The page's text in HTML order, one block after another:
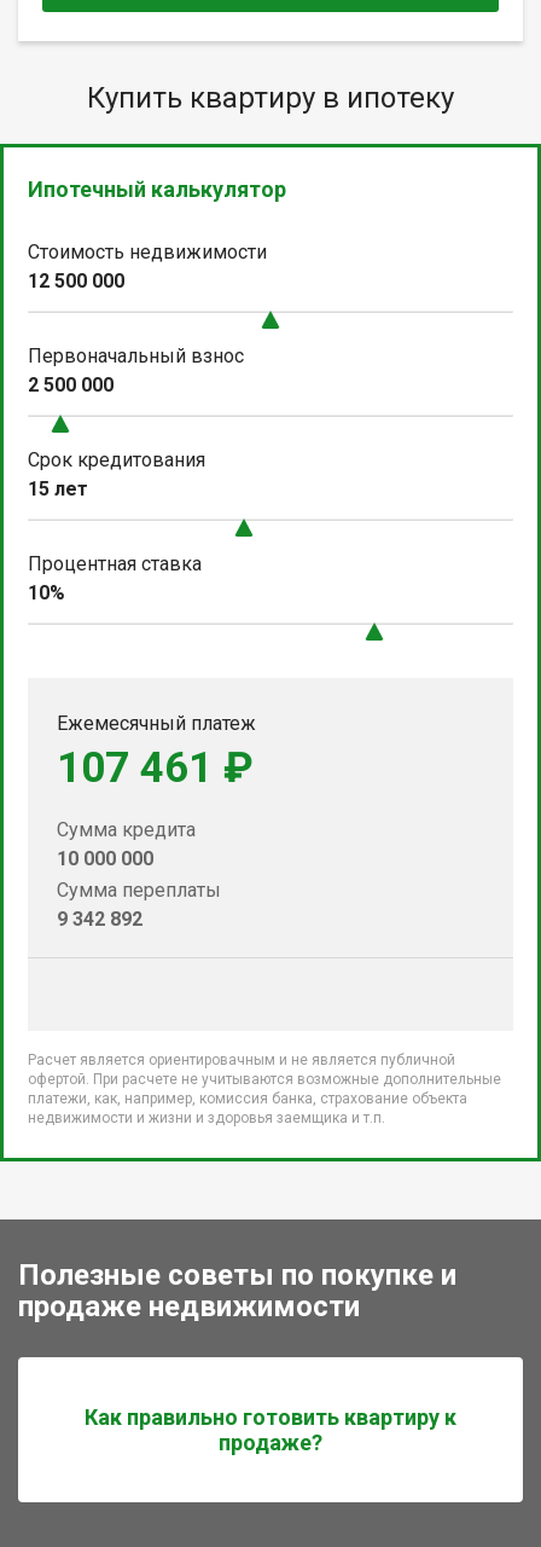
Купить квартиру в ипотеку
Ипотечный калькулятор
Стоимость недвижимости
12 500 000
Первоначальный взнос
2 500 000
Срок кредитования
15 лет
Процентная ставка
10%
Ежемесячный платеж
107 461 ₽
Сумма кредита
10 000 000
Сумма переплаты
9 342 892
Расчет является ориентировачным и не является публичной
офертой. При расчете не учитываются возможные дополнительные
платежи, как, например, комиссия банка, страхование объекта
недвижимости и жизни и здоровья заемщика и т.п.
Полезные советы по покупке и
продаже недвижимости
Как правильно готовить квартиру к
продаже?